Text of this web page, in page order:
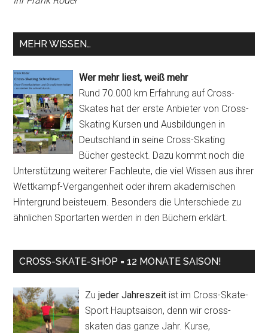
MEHR WISSEN…
Wer mehr liest, weiß mehr
Rund 70.000 km Erfahrung auf Cross-
Skates hat der erste Anbieter von Cross-
Skating Kursen und Ausbildungen in
Deutschland in seine Cross-Skating
Bücher gesteckt. Dazu kommt noch die
Unterstützung weiterer Fachleute, die viel Wissen aus ihrer
Wettkampf-Vergangenheit oder ihrem akademischen
Hintergrund beisteuern. Besonders die Unterschiede zu
ähnlichen Sportarten werden in den Büchern erklärt.
CROSS-SKATE-SHOP = 12 MONATE SAISON!
Zujeder Jahreszeit ist im Cross-Skate-
Sport Hauptsaison, denn wir cross-
skaten das ganze Jahr. Kurse,